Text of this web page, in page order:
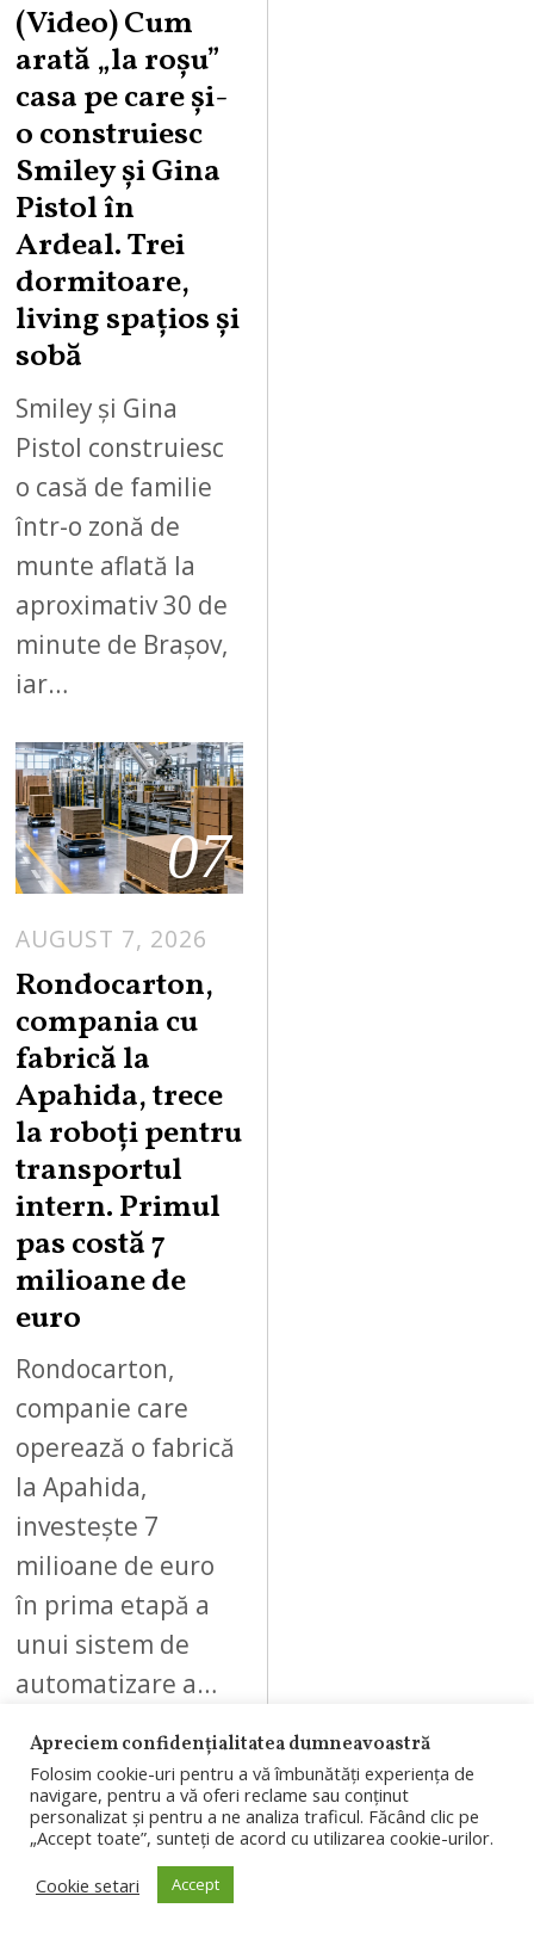
(Video) Cum
arată „la roşu”
casa pe care şi-
o construiesc
Smiley şi Gina
Pistol în
Ardeal. Trei
dormitoare,
living spațios și
sobă
Smiley și Gina
Pistol construiesc
o casă de familie
într-o zonă de
munte aflată la
aproximativ 30 de
minute de Brașov,
iar…
07
AUGUST 7, 2026
G
T
7
2
Rondocarton,
compania cu
fabrică la
Apahida, trece
la roboți pentru
transportul
intern. Primul
pas costă 7
milioane de
euro
Rondocarton,
companie care
operează o fabrică
la Apahida,
investește 7
milioane de euro
în prima etapă a
unui sistem de
automatizare a…
08
Apreciem confidențialitatea dumneavoastră
Folosim cookie-uri pentru a vă îmbunătăți experiența de
navigare, pentru a vă oferi reclame sau conținut
personalizat și pentru a ne analiza traficul. Făcând clic pe
„Accept toate”, sunteți de acord cu utilizarea cookie-urilor.
Cookie setari
Accept